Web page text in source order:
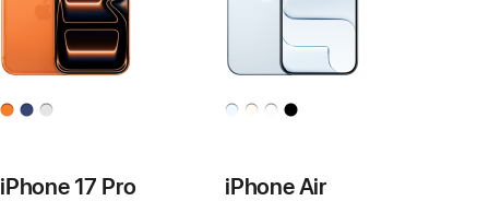
iPhone 17 Pro iPhone Air